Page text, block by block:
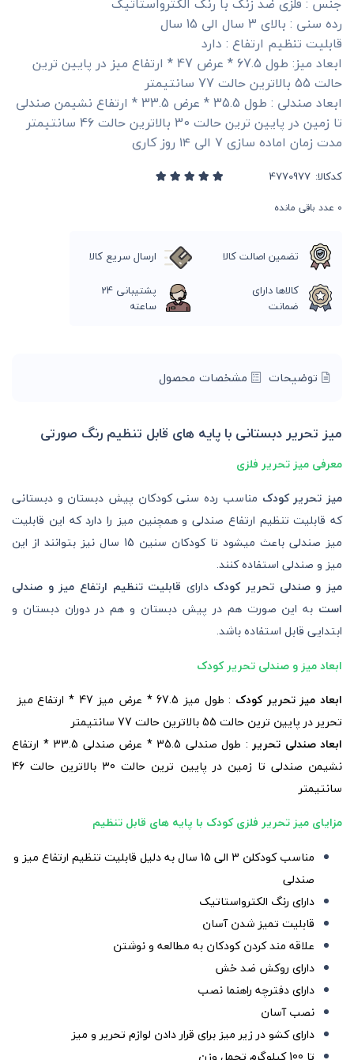
رده سنی : بالای 3 سال الی 15 سال
قابلیت تنظیم ارتفاع : دارد
ابعاد میز: طول 67.5 * عرض 47 * ارتفاع میز در پایین ترین
حالت 55 بالاترین حالت 77 سانتیمتر
ابعاد صندلی : طول 35.5 * عرض 33.5 * ارتفاع نشیمن صندلی
تا زمین در پایین ترین حالت 30 بالاترین حالت 46 سانتیمتر
مدت زمان اماده سازی ۷ الی ۱۴ روز کاری
کدکالا:
0 عدد باقی مانده
تضمین اصالت کالا
ارسال سریع کالا
کالاها دارای
ضمانت
پشتیبانی 24
ساعته
توضیحات مشخصات محصول
میز تحریر دبستانی با پایه های قابل تنظیم رنگ صورتی
معرفی میز تحریر فلزی
میز تحریر کودک مناسب رده سنی کودکان پیش دبستان و دبستانی
که قابلیت تنظیم ارتفاع صندلی و همچنین میز را دارد که این قابلیت
میز صندلی باعث میشود تا کودکان سنین 15 سال نیز بتوانند از این
میز و صندلی استفاده کنند.
میز و صندلی تحریر کودک دارای قابلیت تنظیم ارتفاع میز و صندلی
است به این صورت هم در پیش دبستان و هم در دوران دبستان و
ابتدایی قابل استفاده باشد.
ابعاد میز و صندلی تحریر کودک
ابعاد میز تحریر کودک
: طول میز 67.5 * عرض میز 47 * ارتفاع میز
تحریر در پایین ترین حالت 55 بالاترین حالت 77 سانتیمتر
ابعاد صندلی تحریر
: طول صندلی 35.5 * عرض صندلی 33.5 * ارتفاع
نشیمن صندلی تا زمین در پایین ترین حالت 30 بالاترین حالت 46
سانتیمتر
مزایای میز تحریر فلزی کودک با پایه های قابل تنظیم
مناسب کودکلن 3 الی 15 سال به دلیل قابلیت تنظیم ارتفاع میز و
صندلی
دارای رنگ الکترواستاتیک
قابلیت تمیز شدن آسان
علاقه مند کردن کودکان به مطالعه و نوشتن
دارای روکش ضد خش
دارای دفترچه راهنما نصب
نصب آسان
دارای کشو در زیر میز برای قرار دادن لوازم تحریر و میز